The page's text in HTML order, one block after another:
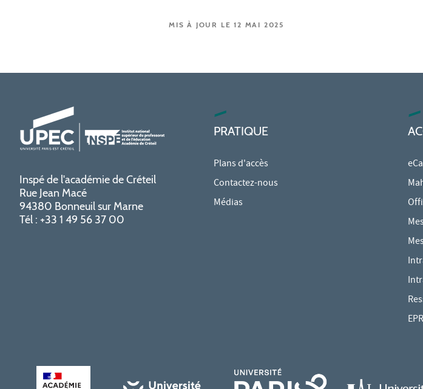
MIS À JOUR LE 12 MAI 2025
Inspé de l'académie de Créteil
Rue Jean Macé
94380 Bonneuil sur Marne
Tél : +33 1 49 56 37 00
PRATIQUE
Plans d'accès
Contactez-nous
Médias